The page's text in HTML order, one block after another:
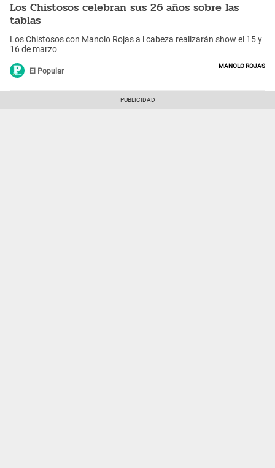
Los Chistosos celebran sus 26 años sobre las
tablas
Los Chistosos con Manolo Rojas a l cabeza realizarán show el 15 y
16 de marzo
El Popular
Manolo Rojas